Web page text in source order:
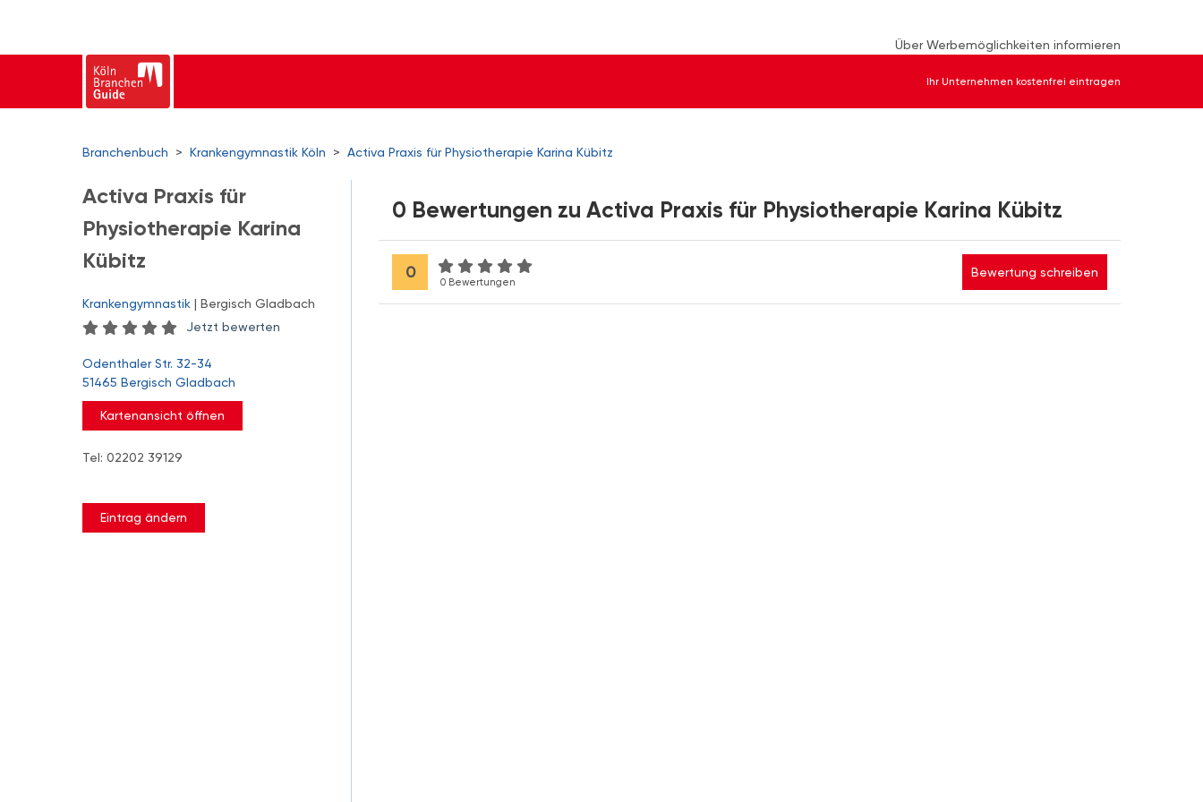
Über Werbemöglichkeiten informieren
Ihr Unternehmen kostenfrei eintragen
Branchenbuch > Krankengymnastik Köln > Activa Praxis für Physiotherapie Karina Kübitz
Activa Praxis für
Physiotherapie Karina
Kübitz
Krankengymnastik | Bergisch Gladbach
Jetzt bewerten
Odenthaler Str. 32-34
51465 Bergisch Gladbach
Kartenansicht öffnen
Tel: 02202 39129
Eintrag ändern
0 Bewertungen zu Activa Praxis für Physiotherapie Karina Kübitz
0
0 Bewertungen
Bewertung schreiben